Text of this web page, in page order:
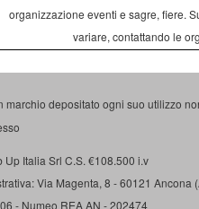
organizzazione eventi e sagre, fiere.
variare, contattando le
marchio depositato ogni suo utilizzo
Up Italia Srl C.S. €108.500 i.v
Via Magenta, 8 - 60121 Ancona
- Numeo REA AN - 202474